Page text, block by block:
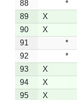
88
*
89
X
90
X
91
*
92
*
93
X
94
X
95
X